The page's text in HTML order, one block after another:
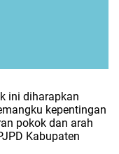
ini diharapkan
kepentingan
pokok dan arah
Kabupaten